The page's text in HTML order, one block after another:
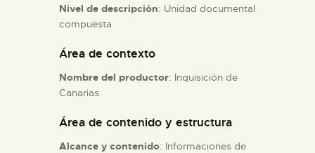
COLECCIONES
Nivel de descripción: Unidad documental
compuesta
Área de contexto
Nombre del productor: Inquisición de
Canarias
Área de contenido y estructura
Alcance y contenido: Informaciones de